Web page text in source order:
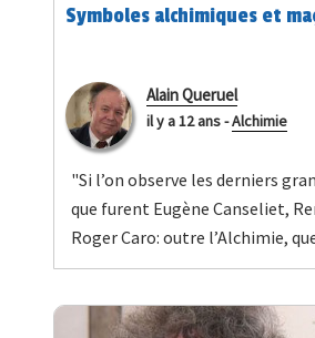
Symboles alchimiques et
Alain Queruel
il y a 12 ans-Alchimie
"Si l’on observe les derniers
que furent Eugène Canseliet,
Roger Caro: outre l’Alchimie,